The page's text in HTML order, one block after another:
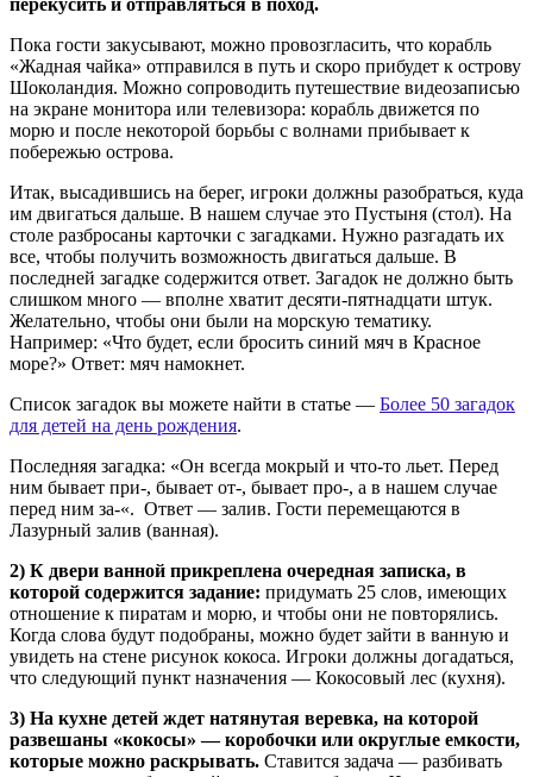
Пока гости закусывают, можно провозгласить, что корабль
«Жадная чайка» отправился в путь и скоро прибудет к острову
Шоколандия. Можно сопроводить путешествие видеозаписью
на экране монитора или телевизора: корабль движется по
морю и после некоторой борьбы с волнами прибывает к
побережью острова.
Итак, высадившись на берег, игроки должны разобраться, куда
им двигаться дальше. В нашем случае это Пустыня (стол). На
столе разбросаны карточки с загадками. Нужно разгадать их
все, чтобы получить возможность двигаться дальше. В
последней загадке содержится ответ. Загадок не должно быть
слишком много — вполне хватит десяти-пятнадцати штук.
Желательно, чтобы они были на морскую тематику.
Например: «Что будет, если бросить синий мяч в Красное
море?» Ответ: мяч намокнет.
Список загадок вы можете найти в статье — Более 50 загадок
для детей на день рождения.
Последняя загадка: «Он всегда мокрый и что-то льет. Перед
ним бывает при-, бывает от-, бывает про-, а в нашем случае
перед ним за-«. Ответ — залив. Гости перемещаются в
Лазурный залив (ванная).
2) К двери ванной прикреплена очередная записка, в
которой содержится задание: придумать 25 слов, имеющих
отношение к пиратам и морю, и чтобы они не повторялись.
Когда слова будут подобраны, можно будет зайти в ванную и
увидеть на стене рисунок кокоса. Игроки должны догадаться,
что следующий пункт назначения — Кокосовый лес (кухня).
3) На кухне детей ждет натянутая веревка, на которой
развешаны «кокосы» — коробочки или округлые емкости,
которые можно раскрывать. Ставится задача — разбивать